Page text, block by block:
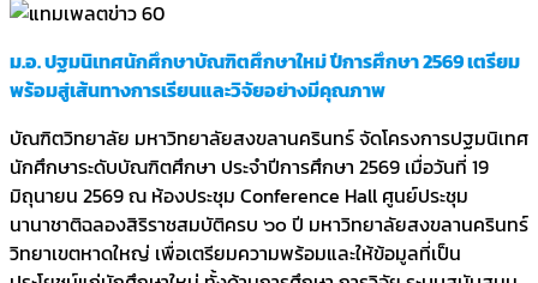
ม.อ. ปฐมนิเทศนักศึกษาบัณฑิตศึกษาใหม่ ปีการศึกษา 2569 เตรียม
พร้อมสู่เส้นทางการเรียนและวิจัยอย่างมีคุณภาพ
บัณฑิตวิทยาลัย มหาวิทยาลัยสงขลานครินทร์ จัดโครงการปฐมนิเทศ
นักศึกษาระดับบัณฑิตศึกษา ประจำปีการศึกษา 2569 เมื่อวันที่ 19
มิถุนายน 2569 ณ ห้องประชุม Conference Hall ศูนย์ประชุม
นานาชาติฉลองสิริราชสมบัติครบ ๖๐ ปี มหาวิทยาลัยสงขลานครินทร์
วิทยาเขตหาดใหญ่ เพื่อเตรียมความพร้อมและให้ข้อมูลที่เป็น